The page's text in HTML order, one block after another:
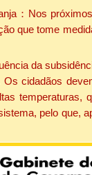
：Nos
que tome
da
cidadãos
pelo que,